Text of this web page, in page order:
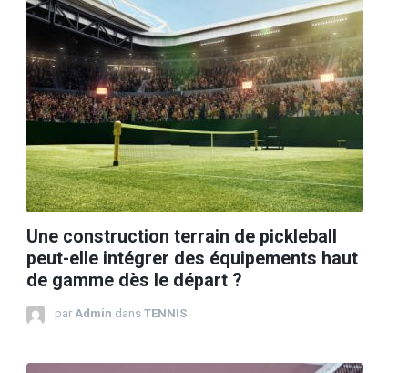
Une construction terrain de pickleball
peut-elle intégrer des équipements haut
de gamme dès le départ ?
par Admin dans TENNIS